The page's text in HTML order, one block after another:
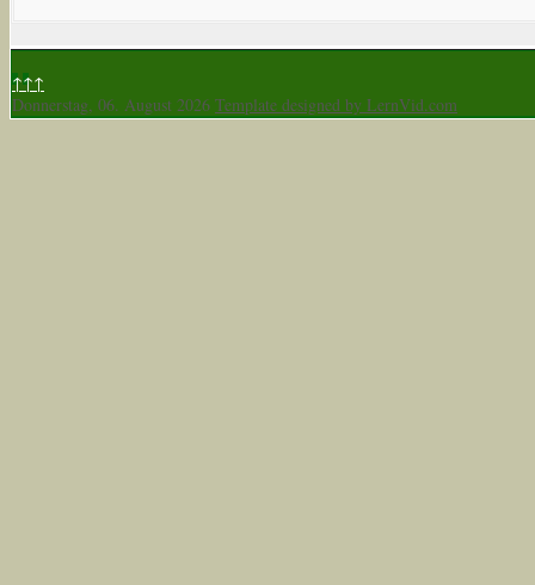
↑↑↑
Donnerstag, 06. August 2026 Template designed by LernVid.com